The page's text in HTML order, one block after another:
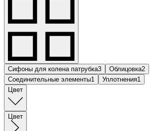
Сифоны для колена патрубка3 Облицовка2
Соединительные элементы1 Уплотнения1
Цвет
Цвет